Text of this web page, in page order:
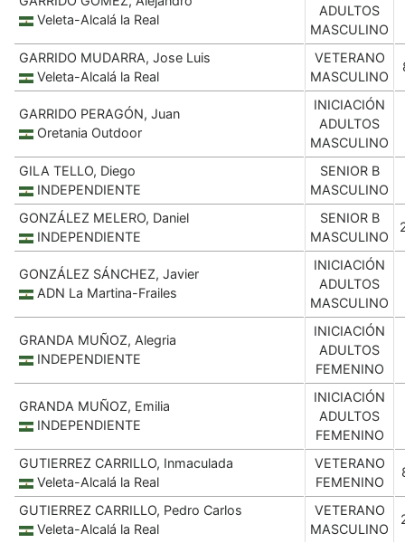
Veleta-Alcalá la Real
ADULTOS
MASCULINO
GARRIDO MUDARRA, Jose Luis
Veleta-Alcalá la Real
VETERANO
MASCULINO
GARRIDO PERAGÓN, Juan
Oretania Outdoor
INICIACIÓN
ADULTOS
MASCULINO
GILA TELLO, Diego
INDEPENDIENTE
SENIOR B
MASCULINO
GONZÁLEZ MELERO, Daniel
INDEPENDIENTE
SENIOR B
MASCULINO
GONZÁLEZ SÁNCHEZ, Javier
ADN La Martina-Frailes
INICIACIÓN
ADULTOS
MASCULINO
GRANDA MUÑOZ, Alegria
INDEPENDIENTE
INICIACIÓN
ADULTOS
FEMENINO
GRANDA MUÑOZ, Emilia
INDEPENDIENTE
INICIACIÓN
ADULTOS
FEMENINO
GUTIERREZ CARRILLO, Inmaculada
Veleta-Alcalá la Real
VETERANO
FEMENINO
GUTIERREZ CARRILLO, Pedro Carlos
Veleta-Alcalá la Real
VETERANO
MASCULINO